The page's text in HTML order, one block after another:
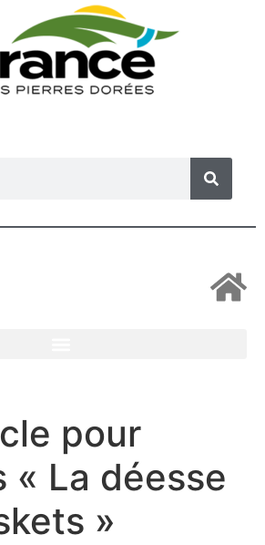
pour
« La déesse
»